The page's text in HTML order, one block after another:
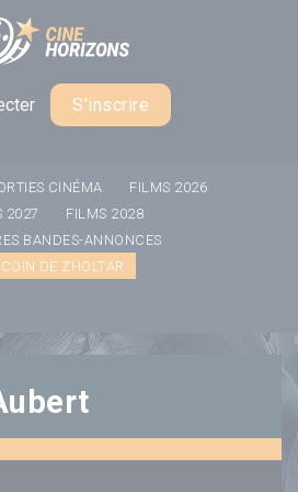
S'inscrire
CINÉMA
FILMS 2026
2027
FILMS 2028
BANDES-ANNONCES
DE ZHOLTAR
cookies